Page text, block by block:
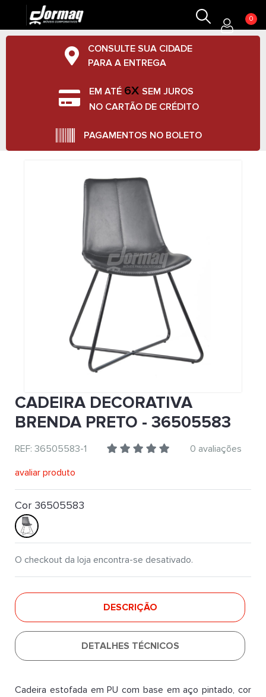
0
CONSULTE SUA CIDADE
PARA A ENTREGA
EM ATÉ 6X SEM JUROS
NO CARTÃO DE CRÉDITO
PAGAMENTOS NO BOLETO
CADEIRA DECORATIVA
BRENDA PRETO - 36505583
REF: 36505583-1
0 avaliações
avaliar produto
Cor 36505583
O checkout da loja encontra-se desativado.
DESCRIÇÃO
DETALHES TÉCNICOS
Cadeira estofada em PU com base em aço pintado, cor